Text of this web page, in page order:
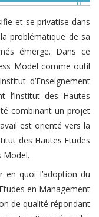
et se privatise dans
problématique de sa
émerge. Dans ce
Model comme outil
d’Enseignement
l’Institut des Hautes
combinant un projet
est orienté vers la
des Hautes Etudes
Model.
en quoi l’adoption du
en Management
de qualité répondant